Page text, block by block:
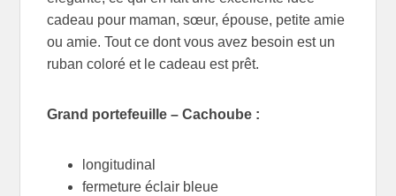
cadeau pour maman, sœur, épouse, petite amie
ou amie. Tout ce dont vous avez besoin est un
ruban coloré et le cadeau est prêt.
Grand portefeuille – Cachoube :
longitudinal
fermeture éclair bleue